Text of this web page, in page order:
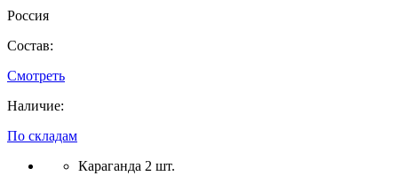
Россия
Состав:
Смотреть
Наличие:
По складам
Караганда 2 шт.